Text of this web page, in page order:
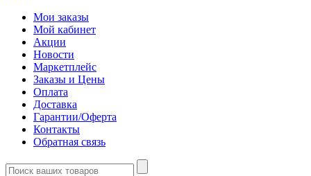
Мои заказы
Мой кабинет
Акции
Новости
Маркетплейс
Заказы и Цены
Оплата
Доставка
Гарантии/Оферта
Контакты
Обратная связь